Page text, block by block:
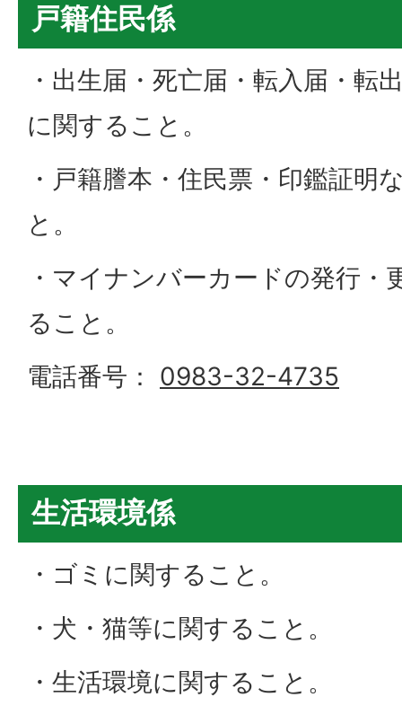
戸籍住民係
・出生届・死亡届・転入届・転
に関すること。
・戸籍謄本・住民票・印鑑証明
と。
・マイナンバーカードの発行・
ること。
電話番号： 0983-32-4735
生活環境係
・ゴミに関すること。
・犬・猫等に関すること。
・生活環境に関すること。